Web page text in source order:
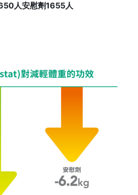
人安慰劑1655人